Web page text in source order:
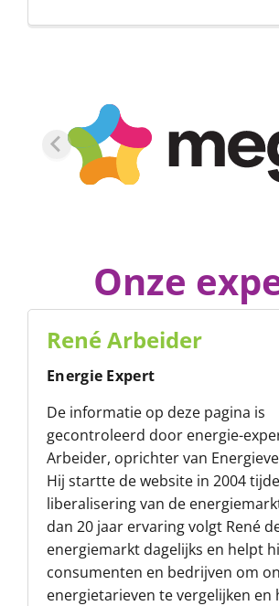
Onze
René Arbeider
Energie Expert
De informatie op deze pagina is
gecontroleerd door energie-
Arbeider, oprichter van
Hij startte de website in 2004
liberalisering van de
dan 20 jaar ervaring volgt René
energiemarkt dagelijks en helpt
consumenten en bedrijven om
energietarieven te vergelijken en